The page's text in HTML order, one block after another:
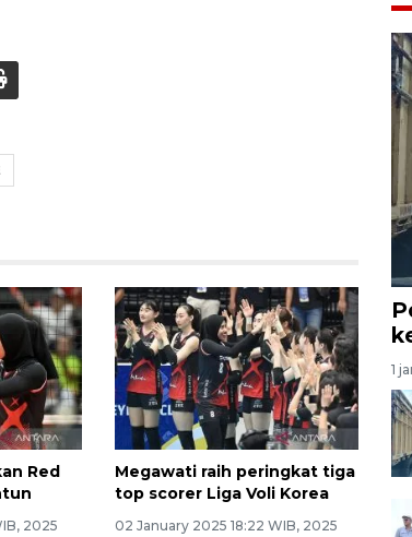
Red
2025
Megawati raih peringkat tiga
top scorer Liga Voli Korea
02 January 2025 18:22 WIB, 2025
1